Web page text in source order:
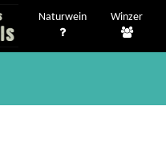
Naturwein Winzer